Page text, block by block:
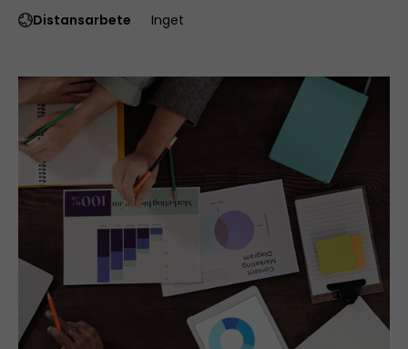
Distansarbete Inget